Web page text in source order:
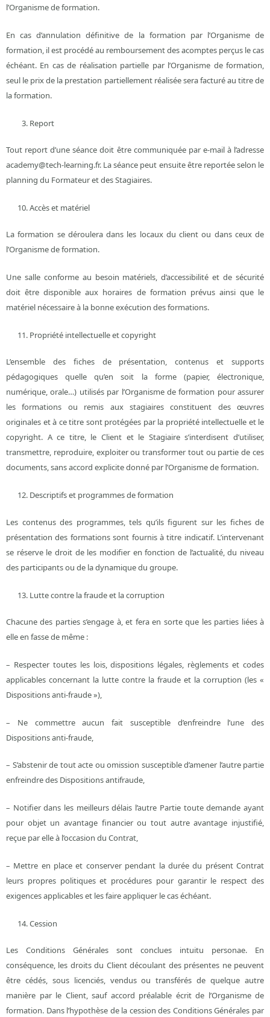
l’Organisme de formation.
En cas d’annulation définitive de la formation par l’Organisme de
formation, il est procédé au remboursement des acomptes perçus le cas
échéant. En cas de réalisation partielle par l’Organisme de formation,
seul le prix de la prestation partiellement réalisée sera facturé au titre de
la formation.
Report
Tout report d’une séance doit être communiquée par e-mail à l’adresse
academy@tech-learning.fr. La séance peut ensuite être reportée selon le
planning du Formateur et des Stagiaires.
Accès et matériel
La formation se déroulera dans les locaux du client ou dans ceux de
l’Organisme de formation.
Une salle conforme au besoin matériels, d’accessibilité et de sécurité
doit être disponible aux horaires de formation prévus ainsi que le
matériel nécessaire à la bonne exécution des formations.
Propriété intellectuelle et copyright
L’ensemble des fiches de présentation, contenus et supports
pédagogiques quelle qu’en soit la forme (papier, électronique,
numérique, orale…) utilisés par l’Organisme de formation pour assurer
les formations ou remis aux stagiaires constituent des œuvres
originales et à ce titre sont protégées par la propriété intellectuelle et le
copyright. A ce titre, le Client et le Stagiaire s’interdisent d’utiliser,
transmettre, reproduire, exploiter ou transformer tout ou partie de ces
documents, sans accord explicite donné par l’Organisme de formation.
Descriptifs et programmes de formation
Les contenus des programmes, tels qu’ils figurent sur les fiches de
présentation des formations sont fournis à titre indicatif. L’intervenant
se réserve le droit de les modifier en fonction de l’actualité, du niveau
des participants ou de la dynamique du groupe.
Lutte contre la fraude et la corruption
Chacune des parties s’engage à, et fera en sorte que les parties liées à
elle en fasse de même :
– Respecter toutes les lois, dispositions légales, règlements et codes
applicables concernant la lutte contre la fraude et la corruption (les «
Dispositions anti-fraude »),
– Ne commettre aucun fait susceptible d’enfreindre l’une des
Dispositions anti-fraude,
– S’abstenir de tout acte ou omission susceptible d’amener l’autre partie
enfreindre des Dispositions antifraude,
– Notifier dans les meilleurs délais l’autre Partie toute demande ayant
pour objet un avantage financier ou tout autre avantage injustifié,
reçue par elle à l’occasion du Contrat,
– Mettre en place et conserver pendant la durée du présent Contrat
leurs propres politiques et procédures pour garantir le respect des
exigences applicables et les faire appliquer le cas échéant.
Cession
Les Conditions Générales sont conclues intuitu personae. En
conséquence, les droits du Client découlant des présentes ne peuvent
être cédés, sous licenciés, vendus ou transférés de quelque autre
manière par le Client, sauf accord préalable écrit de l’Organisme de
formation. Dans l’hypothèse de la cession des Conditions Générales par